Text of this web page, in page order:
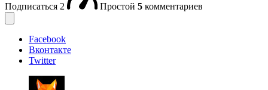
Подписаться 2 Простой 5 комментариев
Facebook
Вконтакте
Twitter